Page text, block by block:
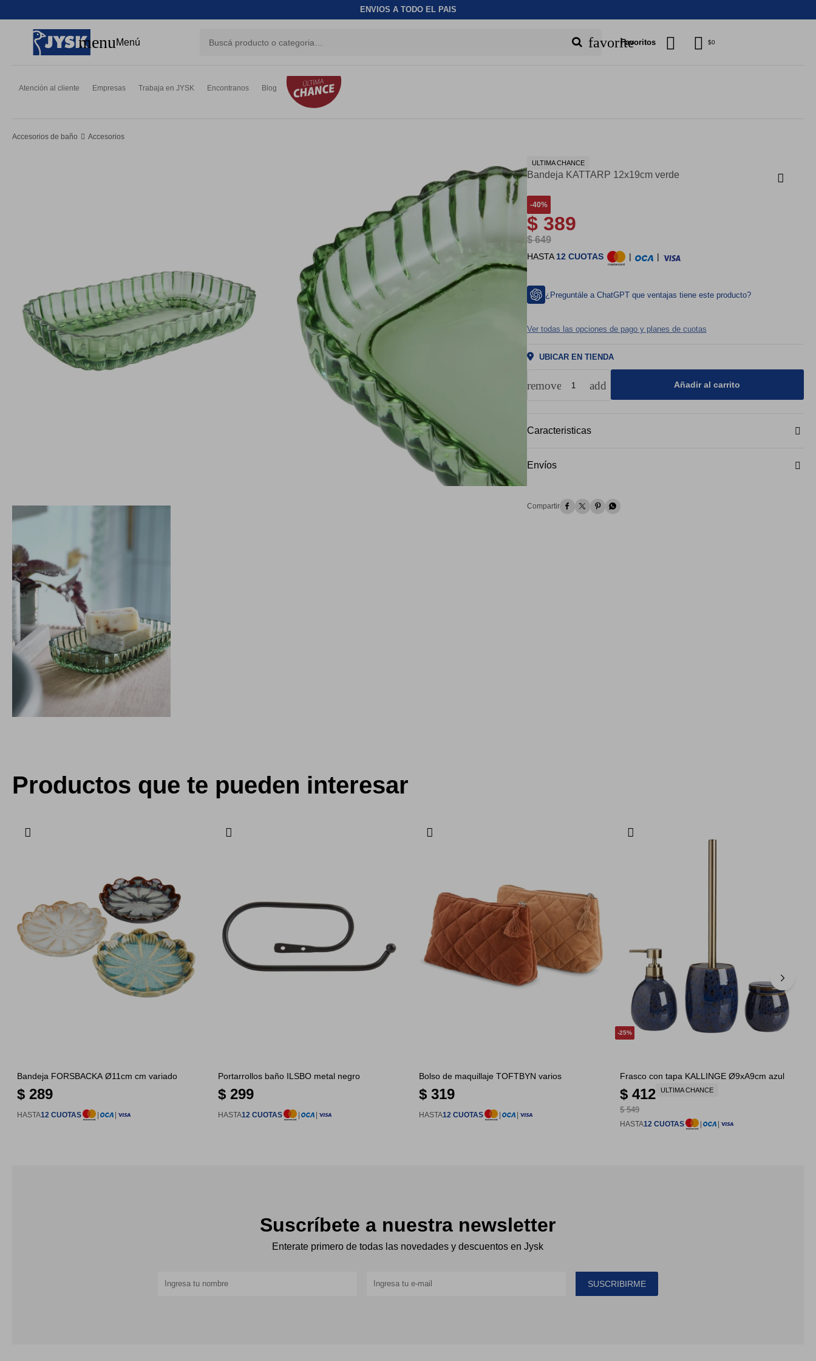
ENVIOS A TODO EL PAIS
menu Menú favoriteFavoritos $0
Atención al cliente Empresas Trabaja en JYSK Encontranos Blog
Accesorios de baño Accesorios
ULTIMA CHANCE
Bandeja KATTARP 12x19cm verde
40
$ 389
$ 649
HASTA 12 CUOTAS | |
¿Preguntále a ChatGPT que ventajas tiene este producto?
Ver todas las opciones de pago y planes de cuotas
UBICAR EN TIENDA
remove add Añadir al carrito
Caracteristicas
Envíos
   
Productos que te pueden interesar
Bandeja FORSBACKA Ø11cm cm variado
$ 289
HASTA12 CUOTAS | |
Portarrollos baño ILSBO metal negro
$ 299
HASTA12 CUOTAS | |
Bolso de maquillaje TOFTBYN varios
$ 319
HASTA12 CUOTAS | |
25
Frasco con tapa KALLINGE Ø9xA9cm azul
$ 412
$ 549
ULTIMA CHANCE
HASTA12 CUOTAS | |
Suscríbete a nuestra newsletter
Enterate primero de todas las novedades y descuentos en Jysk
SUSCRIBIRME
close